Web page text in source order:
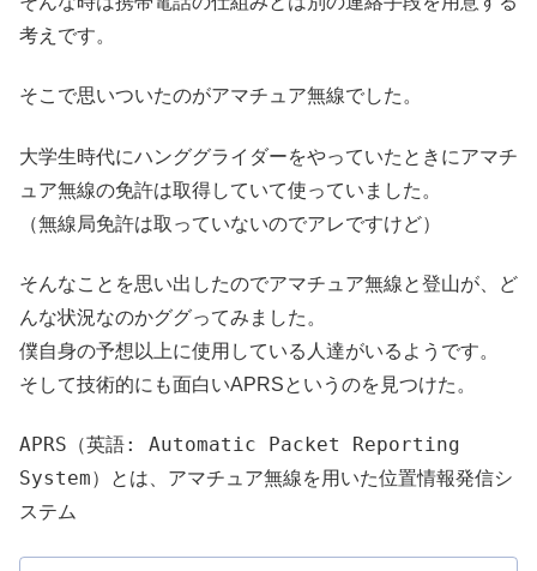
考えです。
そこで思いついたのがアマチュア無線でした。
大学生時代にハンググライダーをやっていたときにアマチ
ュア無線の免許は取得していて使っていました。
（無線局免許は取っていないのでアレですけど）
そんなことを思い出したのでアマチュア無線と登山が、ど
んな状況なのかググってみました。
僕自身の予想以上に使用している人達がいるようです。
そして技術的にも面白いAPRSというのを見つけた。
APRS（英語: Automatic Packet Reporting
System）とは、アマチュア無線を用いた位置情報発信シ
ステム